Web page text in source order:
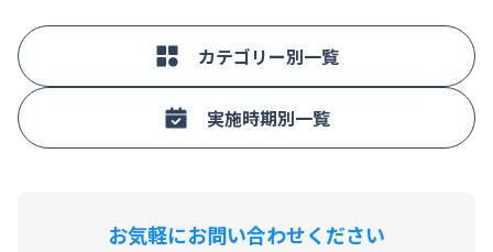
用意向者は男性10～40代で高い。月に数回以上飲用者では各8～9割、エ
ナジードリンク非飲用者では約2%の飲用意向。
「食欲がない時や体調が悪い時でも飲みやすい」は女性30～50代での比
■飲用場面は「おやつ」「体調が悪い」「小腹がすいた」「食欲がない」
「小腹がすいた」など、アミノバイタルゼリー主飲用者やヴァーム主飲用
者などでは、運動・スポーツの前後や途中の比率が高い傾向。
■アルミパック入りゼリー飲料購入時の重視点は「味」が飲用者の6割
強、「価格」が4割強、「フレーバー」「効能」が各30%台、「栄養素」
カテゴリー別一覧
実施時期別一覧
お気軽にお問い合わせください